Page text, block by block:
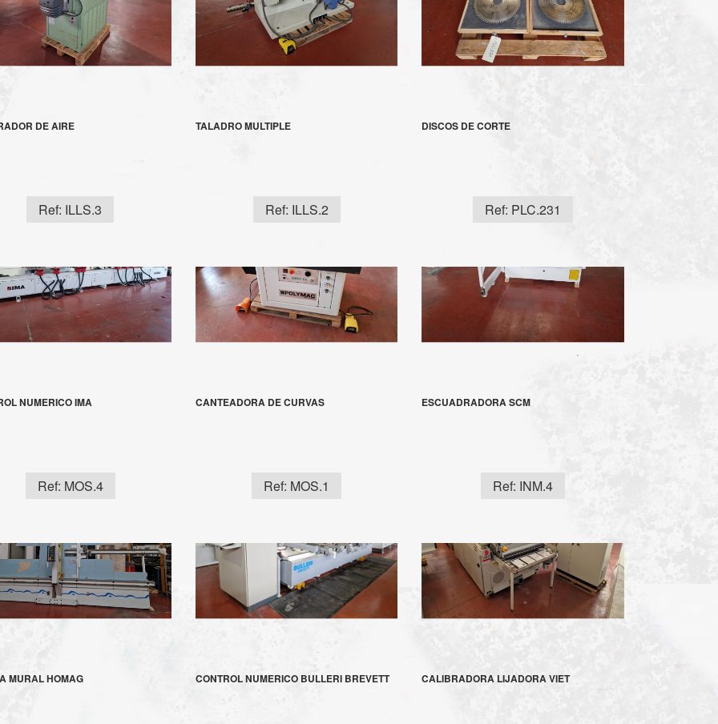
DE AIRE
Ref: ILLS.3
TALADRO MULTIPLE
Ref: ILLS.2
DISCOS DE CORTE
Ref: PLC.231
NUMERICO IMA
Ref: MOS.4
CANTEADORA DE CURVAS
Ref: MOS.1
ESCUADRADORA SCM
Ref: INM.4
MURAL HOMAG CONTROL NUMERICO BULLERI BREVETT CALIBRADORA LIJADORA VIET